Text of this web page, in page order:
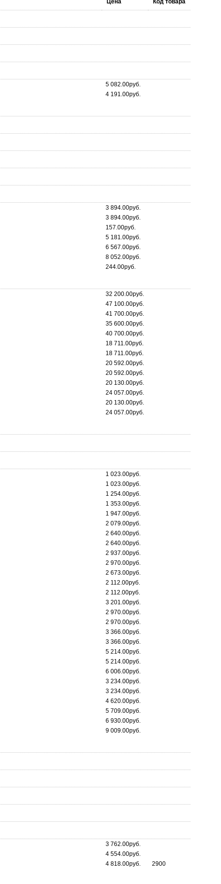
Цена Код товара
5 082.00руб.
4 191.00руб.
3 894.00руб.
3 894.00руб.
157.00руб.
5 181.00руб.
6 567.00руб.
8 052.00руб.
244.00руб.
32 200.00руб.
47 100.00руб.
41 700.00руб.
35 600.00руб.
40 700.00руб.
18 711.00руб.
18 711.00руб.
20 592.00руб.
20 592.00руб.
20 130.00руб.
24 057.00руб.
20 130.00руб.
24 057.00руб.
1 023.00руб.
1 023.00руб.
1 254.00руб.
1 353.00руб.
1 947.00руб.
2 079.00руб.
2 640.00руб.
2 640.00руб.
2 937.00руб.
2 970.00руб.
2 673.00руб.
2 112.00руб.
2 112.00руб.
3 201.00руб.
2 970.00руб.
2 970.00руб.
3 366.00руб.
3 366.00руб.
5 214.00руб.
5 214.00руб.
6 006.00руб.
3 234.00руб.
3 234.00руб.
4 620.00руб.
5 709.00руб.
6 930.00руб.
9 009.00руб.
3 762.00руб.
4 554.00руб.
4 818.00руб.
2900